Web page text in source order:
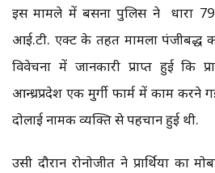
इस मामले में बसना पुलिस ने धारा
आई.टी. एक्ट के तहत मामला पंजीबद्ध
विवेचना में जानकारी प्राप्त हुई कि
आन्ध्रप्रदेश एक मुर्गी फार्म में काम करने
दोलाई नामक व्यक्ति से पहचान हुई थी.
उसी दौरान रोनोजीत ने प्रार्थिया का